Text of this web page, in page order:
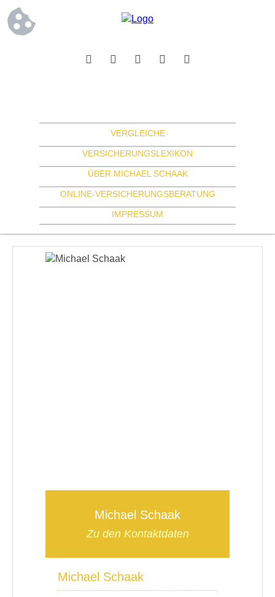
VERGLEICHE
VERSICHERUNGSLEXIKON
ÜBER MICHAEL SCHAAK
ONLINE-VERSICHERUNGSBERATUNG
IMPRESSUM
Michael Schaak
Zu den Kontaktdaten
Michael Schaak